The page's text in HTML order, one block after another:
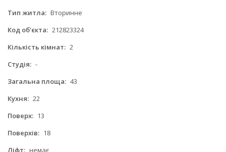
Тип житла: Вторинне
Код об'єкта: 212823324
Кількість кімнат: 2
Студія: -
Загальна площа: 43
Кухня: 22
Поверх: 13
Поверхів: 18
Ліфт: немає